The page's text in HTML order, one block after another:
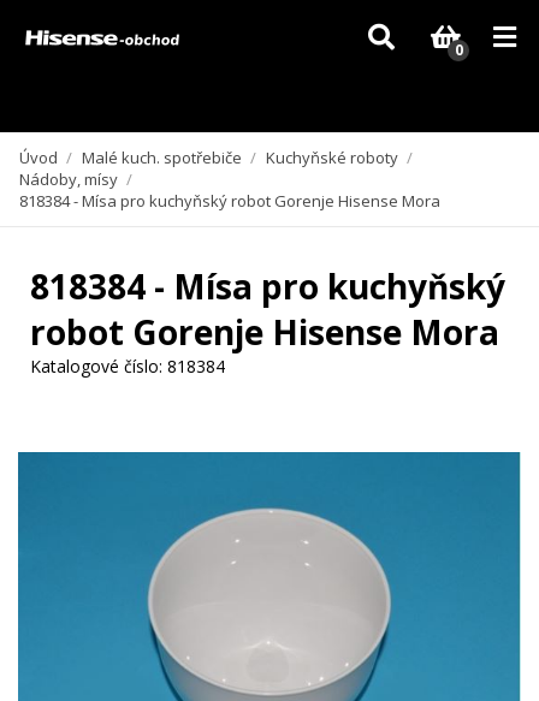
Vzhledem k aktuální situaci se může dodání dílů, které nejsou skladem,
zpozdit. Děkujeme za pochopení.
0
Úvod / Malé kuch. spotřebiče / Kuchyňské roboty /
Nádoby, mísy /
818384 - Mísa pro kuchyňský robot Gorenje Hisense Mora
818384 - Mísa pro kuchyňský
robot Gorenje Hisense Mora
Katalogové číslo: 818384